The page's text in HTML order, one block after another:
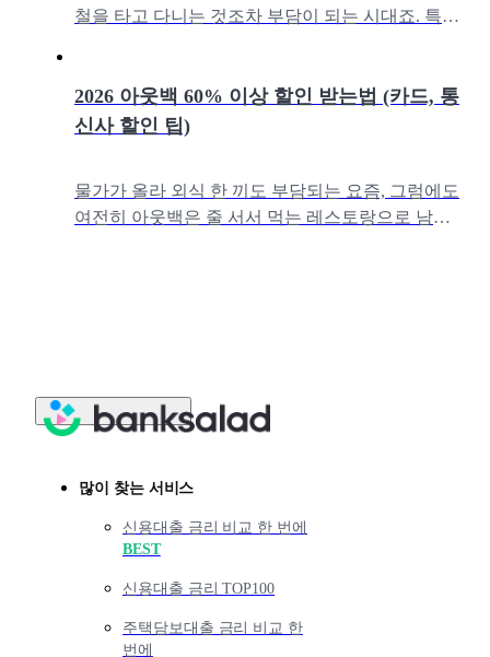
철을 타고 다니는 것조차 부담이 되는 시대죠. 특히
2026 아웃백 60% 이상 할인 받는법 (카드, 통
신사 할인 팁)
물가가 올라 외식 한 끼도 부담되는 요즘, 그럼에도
여전히 아웃백은 줄 서서 먹는 레스토랑으로 남아
많이 찾는 서비스
신용대출 금리 비교 한 번에
BEST
신용대출 금리 TOP100
주택담보대출 금리 비교 한
번에